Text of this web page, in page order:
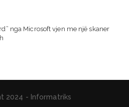
nga Microsoft vjen me një skaner
2024 - Informatriks